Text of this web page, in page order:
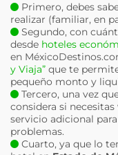
Primero, debes
realizar (familiar, en
Segundo, con
desde hoteles
en
y Viaja” que te
pequeño monto y
Tercero, una vez
considera si
servicio adicional
problemas.
Cuarto, ya que lo